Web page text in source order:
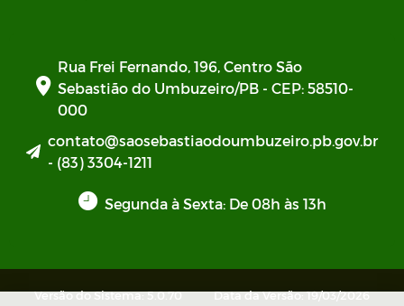
Rua Frei Fernando, 196, Centro São
Sebastião do Umbuzeiro/PB - CEP: 58510-
000
contato@saosebastiaodoumbuzeiro.pb.gov.br
- (83) 3304-1211
Segunda à Sexta: De 08h às 13h
Versão do Sistema: 5.0.70 Data da Versão: 19/03/2026